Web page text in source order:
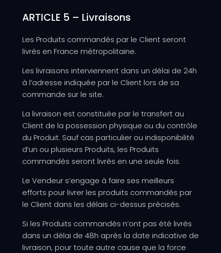
ARTICLE 5 – Livraisons
Les Produits commandés par le Client seront
livrés en France métropolitaine.
Les livraisons interviennent dans un délai de 24h
à l’adresse indiquée par le Client lors de sa
commande sur le site.
La livraison est constituée par le transfert au
Client de la possession physique ou du contrôle
du Produit. Sauf cas particulier ou indisponibilité
d’un ou plusieurs Produits, les Produits
commandés seront livrés en une seule fois.
Le Vendeur s’engage à faire ses meilleurs
efforts pour livrer les produits commandés par
le Client dans les délais ci-dessus précisés.
Si les Produits commandés n’ont pas été livrés
dans un délai de 48h après la date indicative de
livraison, pour toute autre cause que la force